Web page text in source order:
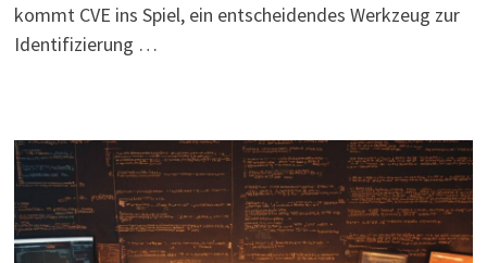
kommt CVE ins Spiel, ein entscheidendes Werkzeug zur
Identifizierung …